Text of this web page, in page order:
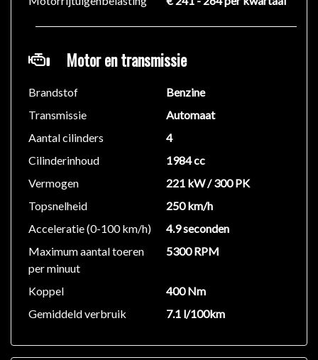
Motor en transmissie
Brandstof
Benzine
Transmissie
Automaat
Aantal cilinders
4
Cilinderinhoud
1984 cc
Vermogen
221 kW / 300 PK
Topsnelheid
250 km/h
Acceleratie (0-100 km/h)
4.9 seconden
Maximum aantal toeren
per minuut
5300 RPM
Koppel
400 Nm
Gemiddeld verbruik
7.1 l/100km